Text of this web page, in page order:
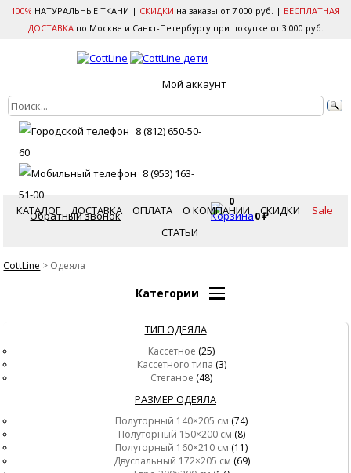
100% НАТУРАЛЬНЫЕ ТКАНИ | СКИДКИ на заказы от 7 000 руб. | БЕСПЛАТНАЯ
ДОСТАВКАпо Москве и Санкт-Петербургу при покупке от 3 000 руб.
Мой аккаунт
8 (812) 650-50-
60
8 (953) 163-
51-00
Обратный звонок
0
0₽
КАТАЛОГ ДОСТАВКА ОПЛАТА О КОМПАНИИ СКИДКИ
Sale
СТАТЬИ
CottLine > Одеяла
Категории
ТИП ОДЕЯЛА
Кассетное (25)
Кассетного типа (3)
Стеганое (48)
РАЗМЕР ОДЕЯЛА
Полуторный 140×205 см (74)
Полуторный 150×200 см (8)
Полуторный 160×210 см (11)
Двуспальный 172×205 см (69)